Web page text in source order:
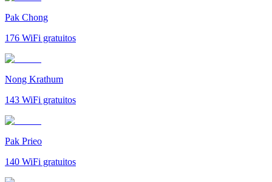
Pak Chong
176 WiFi gratuitos
Nong Krathum
143 WiFi gratuitos
Pak Prieo
140 WiFi gratuitos